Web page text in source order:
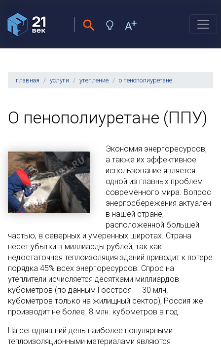
главная услуги утепление о пенополиуретане
О пенополиуретане (ППУ)
Экономия энергоресурсов,
а также их эффективное
использование является
одной из главных проблем
современного мира. Вопрос
энергосбережения актуален
в нашей стране,
расположенной большей
частью, в северных и умеренных широтах. Страна
несет убытки в миллиарды рублей, так как
недостаточная теплоизоляция зданий приводит к потере
порядка 45% всех энергоресурсов. Спрос на
утеплители исчисляется десятками миллиардов
кубометров (по данным Госстроя - 30 млн.
кубометров только на жилищный сектор), Россия же
производит не более 8 млн. кубометров в год.
На сегодняшний день наиболее популярными
теплоизоляционными материалами являются